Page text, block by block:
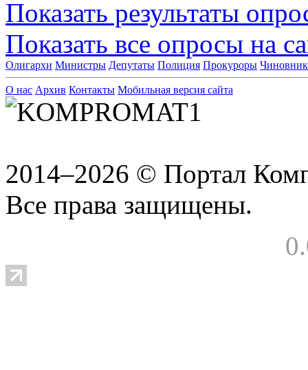
Показать результаты
Показать все опросы на
Олигархи Министры Депутаты Полиция Прокуроры
О нас Архив Контакты Мобильная версия сайта
2014–2026 © Портал
Все права защищены.